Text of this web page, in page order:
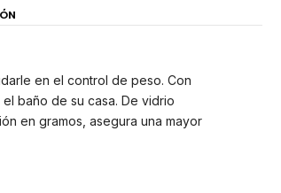
en el control de peso. Con
baño de su casa. De vidrio
en gramos, asegura una mayor